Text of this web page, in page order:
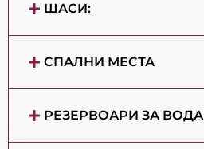
ШАСИ:
СПАЛНИ МЕСТА
РЕЗЕРВОАРИ ЗА ВОДА